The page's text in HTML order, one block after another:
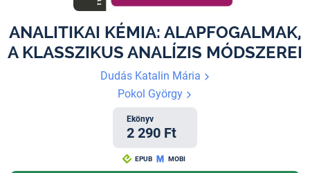
ANALITIKAI KÉMIA: ALAPFOGALMAK,
A KLASSZIKUS ANALÍZIS MÓDSZEREI
Dudás Katalin Mária
Pokol György
Ekönyv
2 290 Ft
EPUB MOBI